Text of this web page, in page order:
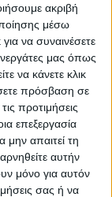
ακριβή
μέσω
να συναινέσετε
μας όπως
να κάνετε κλικ
πρόσβαση σε
προτιμήσεις
επεξεργασία
απαιτεί τη
αυτήν
μόνο για αυτόν
σας ή να
τα